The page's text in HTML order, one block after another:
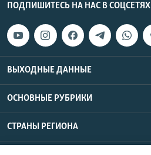
ПОДПИШИТЕСЬ НА НАС В СОЦСЕТЯХ
ВЫХОДНЫЕ ДАННЫЕ
ОСНОВНЫЕ РУБРИКИ
СТРАНЫ РЕГИОНА